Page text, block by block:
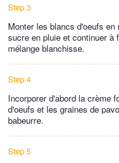
Step 3
Monter les blancs d'oeufs
sucre en pluie et continuer à
mélange blanchisse.
Step 4
Incorporer d'abord la crème
d'oeufs et les graines de
babeurre.
Step 5